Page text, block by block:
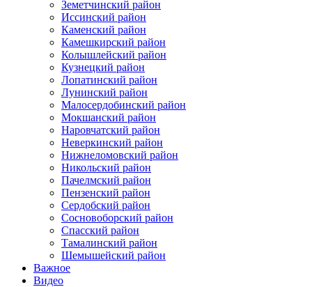
Земетчинский район
Иссинский район
Каменский район
Камешкирский район
Колышлейский район
Кузнецкий район
Лопатинский район
Лунинский район
Малосердобинский район
Мокшанский район
Наровчатский район
Неверкинский район
Нижнеломовский район
Никольский район
Пачелмский район
Пензенский район
Сердобский район
Сосновоборский район
Спасский район
Тамалинский район
Шемышейский район
Важное
Видео